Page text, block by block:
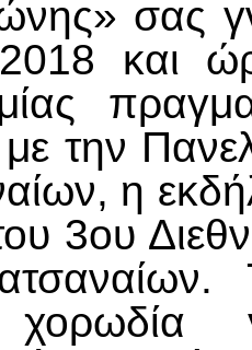
σας
2018 και
με την
η
3ου